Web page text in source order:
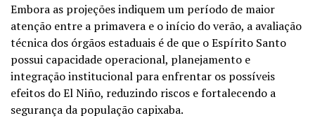
Embora as projeções indiquem um período de maior
atenção entre a primavera e o início do verão, a avaliação
técnica dos órgãos estaduais é de que o Espírito Santo
possui capacidade operacional, planejamento e
integração institucional para enfrentar os possíveis
efeitos do El Niño, reduzindo riscos e fortalecendo a
segurança da população capixaba.